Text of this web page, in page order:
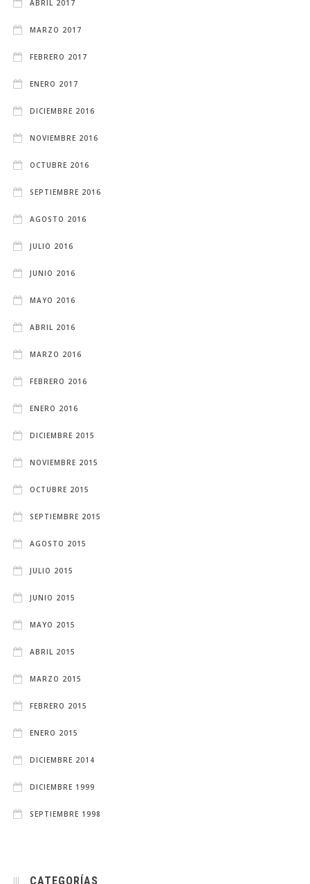
ABRIL 2017
MARZO 2017
FEBRERO 2017
ENERO 2017
DICIEMBRE 2016
NOVIEMBRE 2016
OCTUBRE 2016
SEPTIEMBRE 2016
AGOSTO 2016
JULIO 2016
JUNIO 2016
MAYO 2016
ABRIL 2016
MARZO 2016
FEBRERO 2016
ENERO 2016
DICIEMBRE 2015
NOVIEMBRE 2015
OCTUBRE 2015
SEPTIEMBRE 2015
AGOSTO 2015
JULIO 2015
JUNIO 2015
MAYO 2015
ABRIL 2015
MARZO 2015
FEBRERO 2015
ENERO 2015
DICIEMBRE 2014
DICIEMBRE 1999
SEPTIEMBRE 1998
CATEGORÍAS